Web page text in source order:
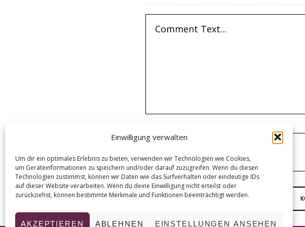
Einwilligung verwalten
Um dir ein optimales Erlebnis zu bieten, verwenden wir Technologien wie Cookies,
um Geräteinformationen zu speichern und/oder darauf zuzugreifen. Wenn du diesen
Technologien zustimmst, können wir Daten wie das Surfverhalten oder eindeutige IDs
auf dieser Website verarbeiten. Wenn du deine Einwilligung nicht erteilst oder
zurückziehst, können bestimmte Merkmale und Funktionen beeinträchtigt werden.
AKZEPTIEREN ABLEHNEN EINSTELLUNGEN ANSEHEN